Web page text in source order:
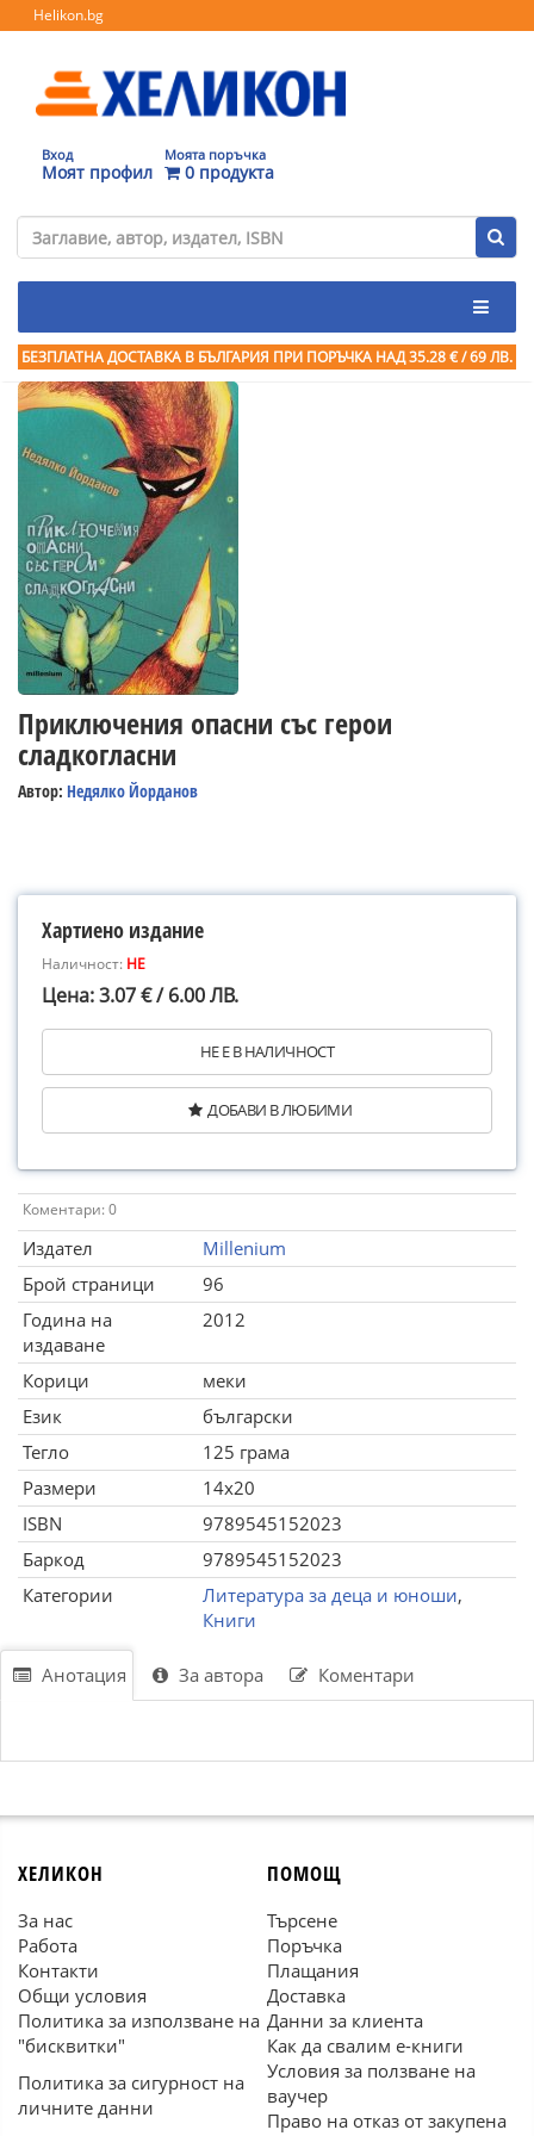
Helikon.bg
Вход
Моят профил
Моята поръчка
0 продукта
БЕЗПЛАТНА ДОСТАВКА В БЪЛГАРИЯ ПРИ ПОРЪЧКА НАД 35.28 € / 69 ЛВ.
Приключения опасни със герои
сладкогласни
Автор: Недялко Йорданов
Хартиено издание
Наличност: НЕ
Цена: 3.07 € / 6.00 ЛВ.
НЕ Е В НАЛИЧНОСТ
ДОБАВИ В ЛЮБИМИ
Коментари: 0
Издател
Millenium
Брой страници
96
Година на
издаване
2012
Корици
меки
Език
български
Тегло
125 грама
Размери
14x20
ISBN
9789545152023
Баркод
9789545152023
Категории
Литература за деца и юноши,
Книги
Анотация За автора Коментари
ХЕЛИКОН
За нас
Работа
Контакти
Общи условия
Политика за използване на
"бисквитки"
Политика за сигурност на
личните данни
ПОМОЩ
Търсене
Поръчка
Плащания
Доставка
Данни за клиента
Как да свалим е-книги
Условия за ползване на
ваучер
Право на отказ от закупена